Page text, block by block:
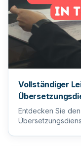
Vollständiger
Entdecken Sie